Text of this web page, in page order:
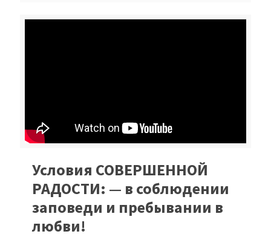
Условия СОВЕРШЕННОЙ
РАДОСТИ: — в соблюдении
заповеди и пребывании в
любви!